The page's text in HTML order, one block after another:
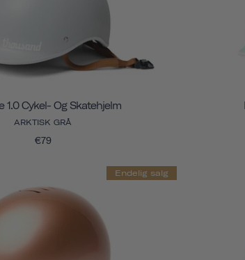
1.0 Cykel- Og Skatehjelm
ARKTISK GRÅ
€79
Endelig salg